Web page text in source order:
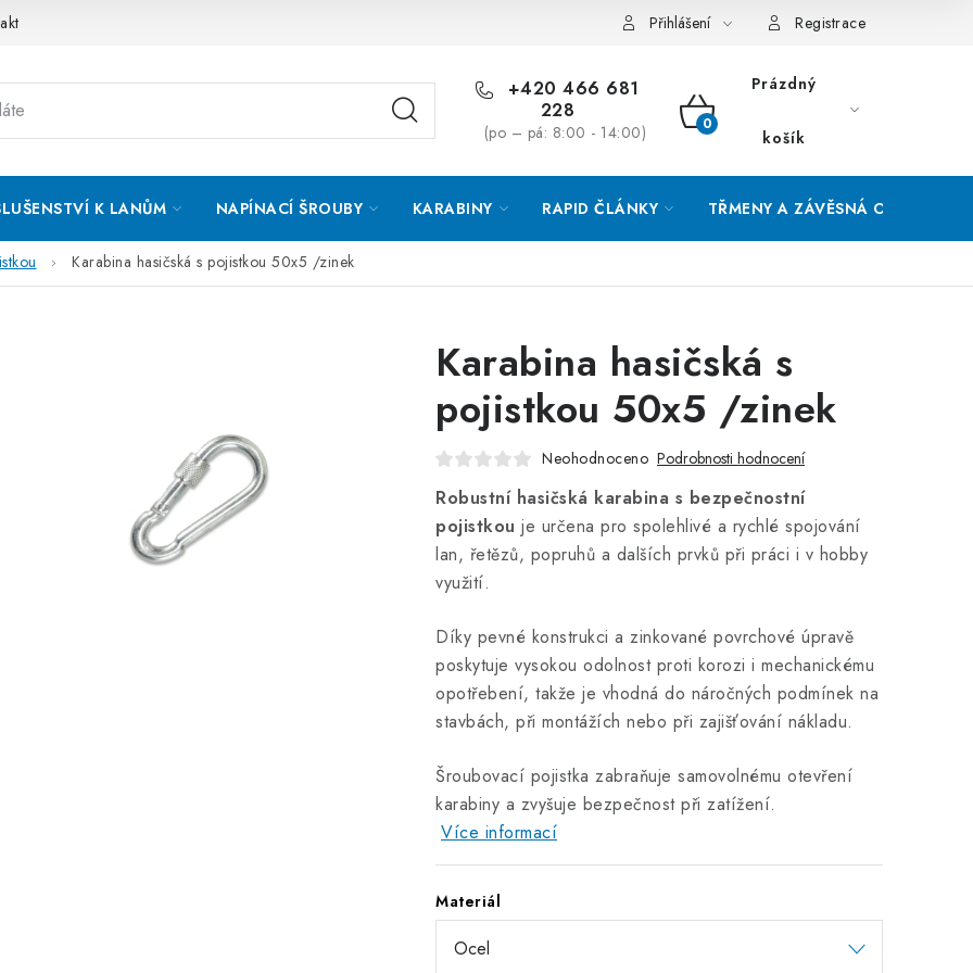
Přihlášení Registrace
+420 466 681
228
(po – pá: 8:00 - 14:00)
NÁKUPNÍ
Prázdný
košík
K LANŮM NAPÍNACÍ ŠROUBY KARABINY RAPID ČLÁNKY TŘMENY A ZÁVĚSNÁ OKA
Karabina hasičská s pojistkou 50x5 /zinek
Karabina hasičská s
pojistkou 50x5 /zinek
Neohodnoceno Podrobnosti hodnocení
Robustní hasičská karabina s bezpečnostní
pojistkou je určena pro spolehlivé a rychlé spojování
lan, řetězů, popruhů a dalších prvků při práci i v hobby
využití.
Díky pevné konstrukci a zinkované povrchové úpravě
poskytuje vysokou odolnost proti korozi i mechanickému
opotřebení, takže je vhodná do náročných podmínek na
stavbách, při montážích nebo při zajišťování nákladu.
Šroubovací pojistka zabraňuje samovolnému otevření
karabiny a zvyšuje bezpečnost při zatížení.
Více informací
Materiál